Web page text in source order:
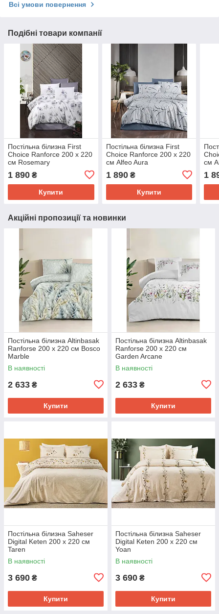
Всі умови повернення
Подібні товари компанії
Постільна білизна First
Choice Ranforce 200 х 220
см Rosemary
1 890 ₴
Купити
Постільна білизна First
Choice Ranforce 200 х 220
см Alfeo Aura
1 890₴
Купити
см
1
Акційні пропозиції та новинки
Постільна білизна Altinbasak
Ranforse 200 х 220 см Bosco
Marble
В наявності
2 633 ₴
Купити
Постільна білизна Altinbasak
Ranforse 200 х 220 см
Garden Arcane
В наявності
2 633 ₴
Купити
Постільна білизна Saheser
Digital Keten 200 х 220 см
Taren
В наявності
3 690 ₴
Купити
Постільна білизна Saheser
Digital Keten 200 х 220 см
Yoan
В наявності
3 690 ₴
Купити